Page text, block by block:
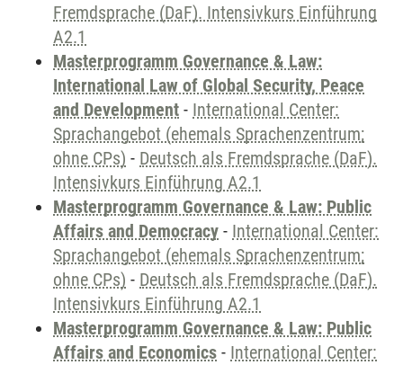
Fremdsprache (DaF). Intensivkurs Einführung
A2.1
Masterprogramm Governance & Law:
International Law of Global Security, Peace
and Development - International Center:
Sprachangebot (ehemals Sprachenzentrum;
ohne CPs) - Deutsch als Fremdsprache (DaF).
Intensivkurs Einführung A2.1
Masterprogramm Governance & Law: Public
Affairs and Democracy - International Center:
Sprachangebot (ehemals Sprachenzentrum;
ohne CPs) - Deutsch als Fremdsprache (DaF).
Intensivkurs Einführung A2.1
Masterprogramm Governance & Law: Public
Affairs and Economics - International Center: